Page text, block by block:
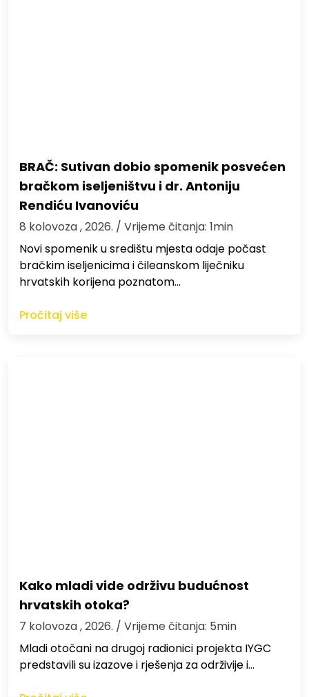
BRAČ: Sutivan dobio spomenik posvećen
bračkom iseljeništvu i dr. Antoniju
Rendiću Ivanoviću
8 kolovoza , 2026. / Vrijeme čitanja: 1min
Novi spomenik u središtu mjesta odaje počast
bračkim iseljenicima i čileanskom liječniku
hrvatskih korijena poznatom…
Pročitaj više
Kako mladi vide održivu budućnost
hrvatskih otoka?
7 kolovoza , 2026. / Vrijeme čitanja: 5min
Mladi otočani na drugoj radionici projekta IYGC
predstavili su izazove i rješenja za održivije i…